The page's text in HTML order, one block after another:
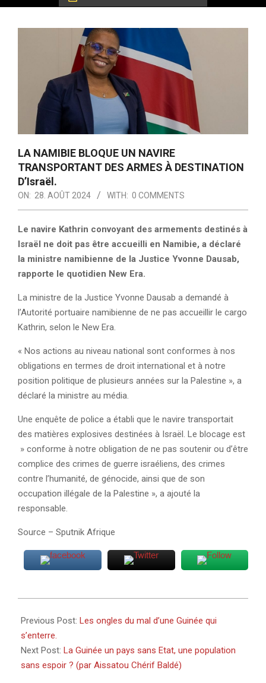
LA NAMIBIE BLOQUE UN NAVIRE
TRANSPORTANT DES ARMES À DESTINATION
D’Israël.
ON: 28. AOÛT 2024 WITH: 0 COMMENTS
Le navire Kathrin convoyant des armements destinés à
Israël ne doit pas être accueilli en Namibie, a déclaré
la ministre namibienne de la Justice Yvonne Dausab,
rapporte le quotidien New Era.
La ministre de la Justice Yvonne Dausab a demandé à
l’Autorité portuaire namibienne de ne pas accueillir le cargo
Kathrin, selon le New Era.
« Nos actions au niveau national sont conformes à nos
obligations en termes de droit international et à notre
position politique de plusieurs années sur la Palestine », a
déclaré la ministre au média.
Une enquête de police a établi que le navire transportait
des matières explosives destinées à Israël. Le blocage est
» conforme à notre obligation de ne pas soutenir ou d’être
complice des crimes de guerre israéliens, des crimes
contre l’humanité, de génocide, ainsi que de son
occupation illégale de la Palestine », a ajouté la
responsable.
Source – Sputnik Afrique
08-
28
Previous Post: Les ongles du mal d’une Guinée qui
s’enterre.
Next Post: La Guinée un pays sans Etat, une population
sans espoir ? (par Aissatou Chérif Baldé)